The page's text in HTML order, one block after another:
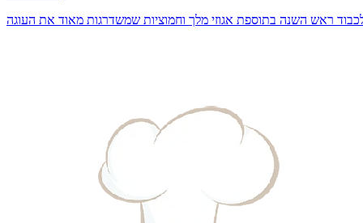
ראש השנה בתוספת אגוזי מלך וחמוציות שמשדרגות מאוד את העוגה